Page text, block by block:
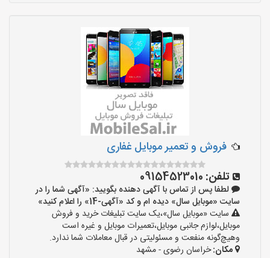
فروش و تعمیر موبایل غفاری
تلفن: 09154523010
لطفا پس از تماس با آگهی دهنده بگویید: «آگهی شما را در
سایت «موبایل سال» دیده ام و کد «آگهی-14» را اعلام کنید»
سایت «موبایل سال»،یک سایت تبلیغات خرید و فروش
موبایل،لوازم جانبی موبایل،تعمیرات موبایل و غیره است
وهیچ‌گونه منفعت و مسئولیتی در قبال معاملات شما ندارد.
مکان:خراسان رضوی - مشهد